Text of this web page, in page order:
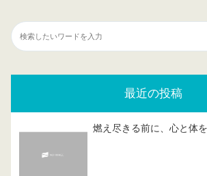
最近の投稿
燃え尽きる前に、心と体